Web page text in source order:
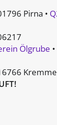
Pirna •
Ölgrube •